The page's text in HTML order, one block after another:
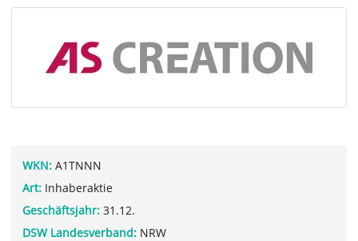
WKN: A1TNNN
Art: Inhaberaktie
Geschäftsjahr: 31.12.
DSW Landesverband: NRW